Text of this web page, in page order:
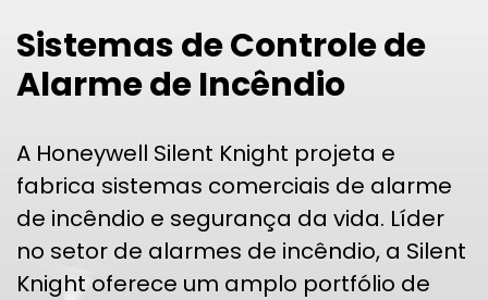
Sistemas de Controle de
Alarme de Incêndio
A Honeywell Silent Knight projeta e
fabrica sistemas comerciais de alarme
de incêndio e segurança da vida. Líder
no setor de alarmes de incêndio, a Silent
Knight oferece um amplo portfólio de